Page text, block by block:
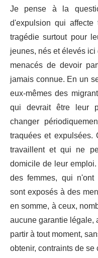
Je pense à la
d'expulsion qui
tragédie surtout pour
jeunes, nés et élevés
menacés de devoir
jamais connue. En un
eux-mêmes des
qui devrait être leur
changer
traquées et
travaillent et qui ne
domicile de leur
des femmes, qui
sont exposés à des
en somme, à ceux,
aucune garantie
partir à tout moment,
obtenir, contraints de